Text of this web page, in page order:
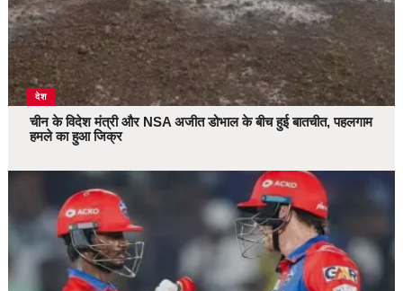
देश
चीन के विदेश मंत्री और NSA अजीत डोभाल के बीच हुई बातचीत, पहलगाम
हमले का हुआ जिक्र